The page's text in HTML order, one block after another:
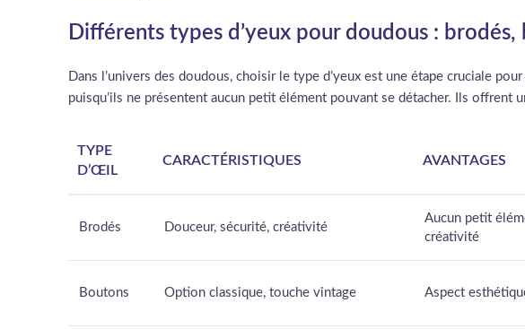
Différents types d’yeux pour doudous : brodés,
Dans l’univers des doudous, choisir le type d’yeux est une étape cruciale
puisqu’ils ne présentent aucun petit élément pouvant se détacher. Ils
TYPE
D’ŒIL
CARACTÉRISTIQUES AVANTAGES
Brodés Douceur, sécurité, créativité
Aucun petit
créativité
Boutons Option classique, touche vintage Aspect